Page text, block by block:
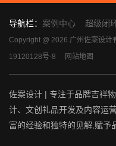
导航栏： 案例中心 超级闭
Copyright @ 2026 广州佐案设
19120128号-8
网站地图
佐案设计 | 专注于品牌吉祥
计、文创礼品开发及内容运
富的经验和独特的见解,赋予